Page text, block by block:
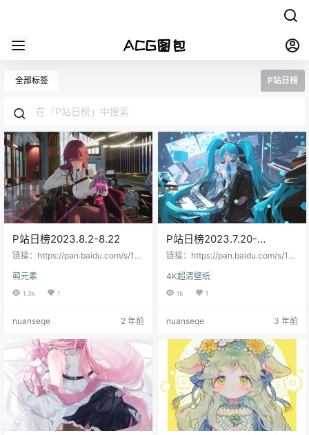
全部标签 P站日榜
P站日榜2023.8.2-8.22
链接：https://pan.baidu.com/s/1D
um2e提取码：um2e--来自百度网
盘超级会员V8的分享
萌元素
1.3k 1
nuansege 2 年前
P站日榜2023.7.20-
2023.8.1
链接：https://pan.baidu.com/s/1v
3am提取码：z3am--来自百度网盘
超级会员V8的分享 会员用户直接提
4K超清壁纸
1k 1
nuansege 3 年前